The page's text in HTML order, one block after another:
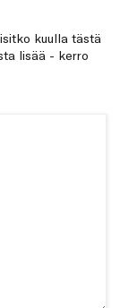
kuulla tästä
lisää - kerro